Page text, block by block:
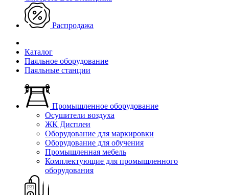
Распродажа
Каталог
Паяльное оборудование
Паяльные станции
Промышленное оборудование
Осушители воздуха
ЖК Дисплеи
Оборудование для маркировки
Оборудование для обучения
Промышленная мебель
Комплектующие для промышленного
оборудования